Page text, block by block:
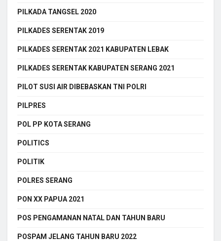
PILKADA TANGSEL 2020
PILKADES SERENTAK 2019
PILKADES SERENTAK 2021 KABUPATEN LEBAK
PILKADES SERENTAK KABUPATEN SERANG 2021
PILOT SUSI AIR DIBEBASKAN TNI POLRI
PILPRES
POL PP KOTA SERANG
POLITICS
POLITIK
POLRES SERANG
PON XX PAPUA 2021
POS PENGAMANAN NATAL DAN TAHUN BARU
POSPAM JELANG TAHUN BARU 2022